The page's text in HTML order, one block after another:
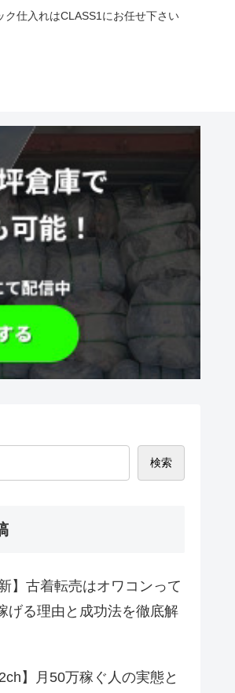
仕入れはCLASS1にお任せ下さい
検索
】古着転売はオワコンって
げる理由と成功法を徹底解
】月50万稼ぐ人の実態と